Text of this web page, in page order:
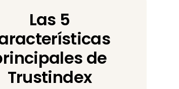
Las 5
de
Trustindex